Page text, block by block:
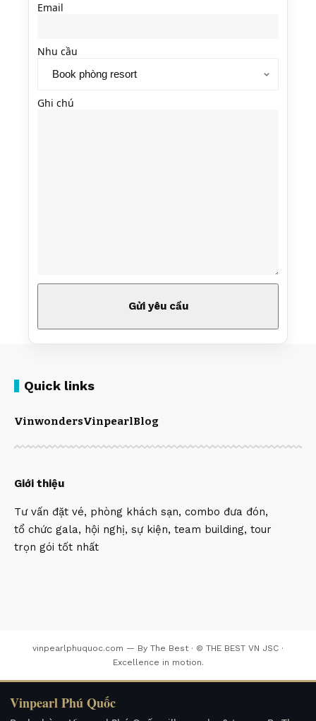
Email
Nhu cầu
Ghi chú
Quick links
VinwondersVinpearlBlog
Giới thiệu
Tư vấn đặt vé, phòng khách sạn, combo đưa đón,
tổ chức gala, hội nghị, sự kiện, team building, tour
trọn gói tốt nhất
vinpearlphuquoc.com — By The Best · © THE BEST VN JSC ·
Excellence in motion.
Vinpearl Phú Quốc